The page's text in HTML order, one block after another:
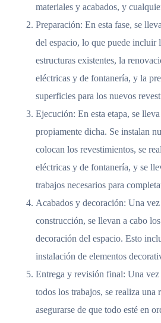
materiales y acabados, y
Preparación: En esta fase, se
del espacio, lo que puede incluir
estructuras existentes, la
eléctricas y de fontanería, y la
superficies para los nuevos
Ejecución: En esta etapa, se
propiamente dicha. Se instalan
colocan los revestimientos, se
eléctricas y de fontanería, y se
trabajos necesarios para
Acabados y decoración: Una
construcción, se llevan a cabo
decoración del espacio. Esto
instalación de elementos
Entrega y revisión final: Una vez
todos los trabajos, se realiza una
asegurarse de que todo esté en